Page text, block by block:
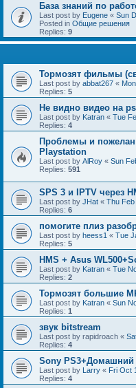
База знаний по
Last post by Eugene « Sun
Posted in Общие решения
Replies: 9
Тормозят фильмы
Last post by abbat267 «
Replies: 5
Не видно видео на
Last post by Katran « Tue
Replies: 4
Проблемы и
Playstation
Last post by AlRoy « Sun
Replies: 591
SPS 3 и IPTV через
Last post by JHat « Thu Feb
Replies: 6
помогите плиз
Last post by heess1 « Tue
Replies: 5
HMS + Asus
Last post by Katran « Tue
Replies: 2
Тормозят большие
Last post by Katran « Sun
Replies: 1
звук bitstream
Last post by rapidroach «
Replies: 4
Sony PS3+Домашний
Last post by Larry « Fri Oct
Replies: 4